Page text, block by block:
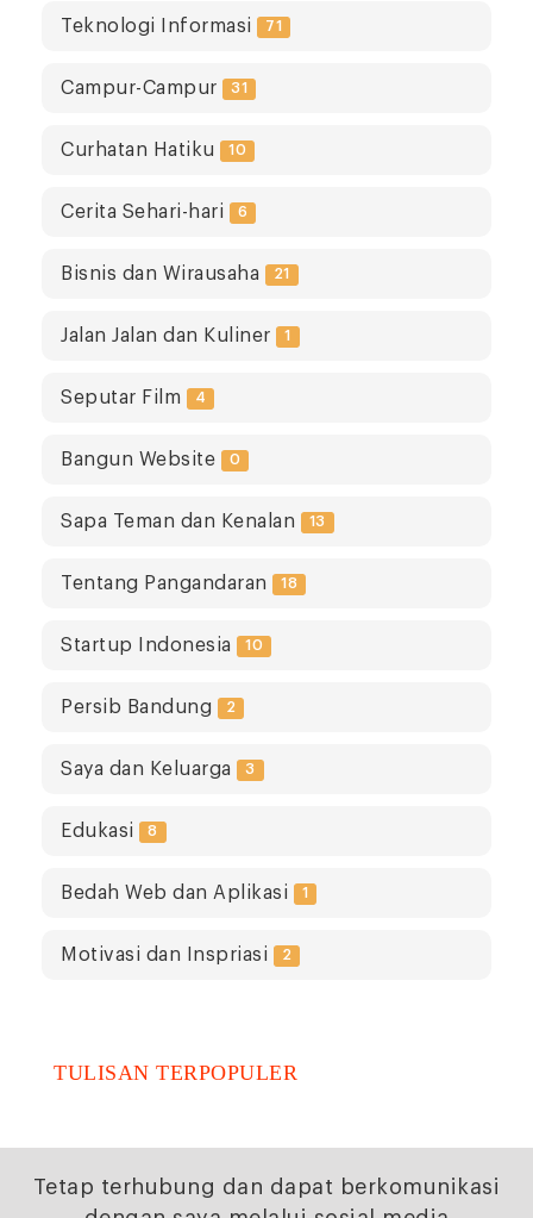
Teknologi Informasi 71
Campur-Campur 31
Curhatan Hatiku 10
Cerita Sehari-hari 6
Bisnis dan Wirausaha 21
Jalan Jalan dan Kuliner 1
Seputar Film 4
Bangun Website 0
Sapa Teman dan Kenalan 13
Tentang Pangandaran 18
Startup Indonesia 10
Persib Bandung 2
Saya dan Keluarga 3
Edukasi 8
Bedah Web dan Aplikasi 1
Motivasi dan Inspriasi 2
TULISAN TERPOPULER
Tetap terhubung dan dapat berkomunikasi